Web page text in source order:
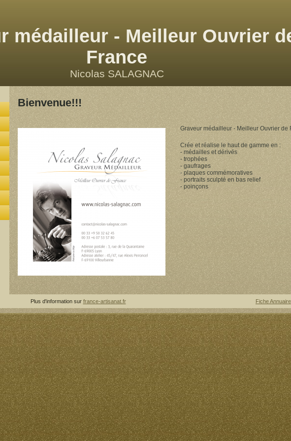
médailleur - Meilleur Ouvrier
France
Nicolas SALAGNAC
Bienvenue!!!
Graveur médailleur - Meilleur Ouvrier de
Crée et réalise le haut de gamme en :
- médailles et dérivés
- trophées
- gaufrages
- plaques commémoratives
- portraits sculpté en bas relief
- poinçons
Plus d'information sur france-artisanat.fr Fiche Annuaire